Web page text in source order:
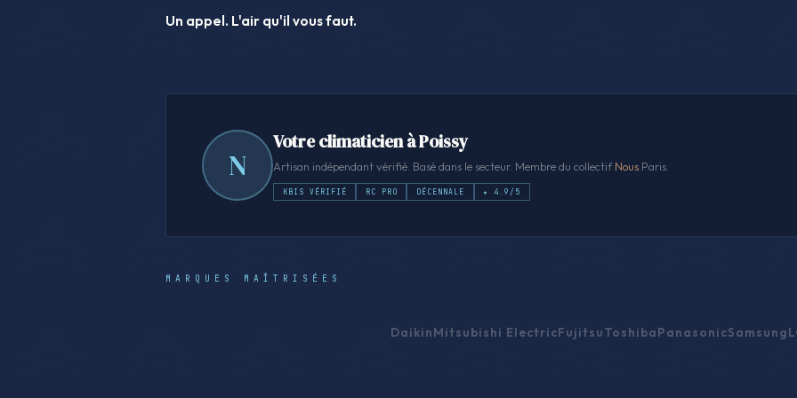
Un appel. L'air qu'il vous faut.
N
Votre climaticien à Poissy
Artisan indépendant vérifié. Basé dans le secteur. Membre du collectifNous .Paris.
KBIS VÉRIFIÉ RC PRO DÉCENNALE ★ 4.9/5
MARQUES MAÎTRISÉES
DaikinMitsubishi ElectricFujitsuToshibaPanasonicSamsung